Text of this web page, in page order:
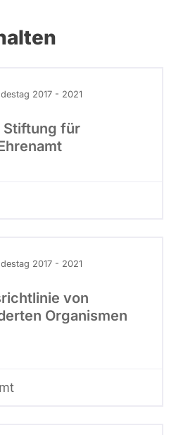
2017 - 2021
Stiftung für
2017 - 2021
von
Organismen